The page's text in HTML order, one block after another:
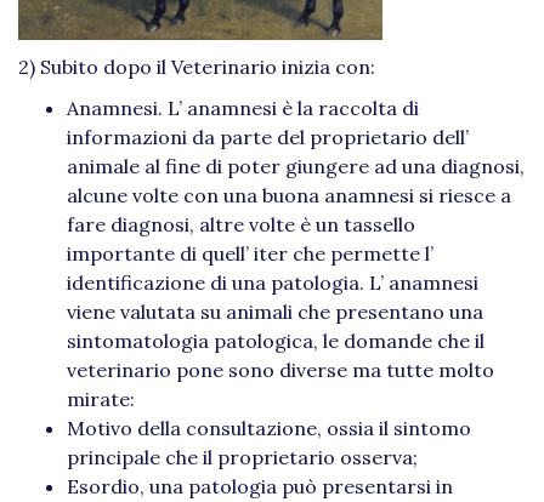
2) Subito dopo il Veterinario inizia con:
Anamnesi. L’ anamnesi è la raccolta di
informazioni da parte del proprietario dell’
animale al fine di poter giungere ad una diagnosi,
alcune volte con una buona anamnesi si riesce a
fare diagnosi, altre volte è un tassello
importante di quell’ iter che permette l’
identificazione di una patologia. L’ anamnesi
viene valutata su animali che presentano una
sintomatologia patologica, le domande che il
veterinario pone sono diverse ma tutte molto
mirate:
Motivo della consultazione, ossia il sintomo
principale che il proprietario osserva;
Esordio, una patologia può presentarsi in